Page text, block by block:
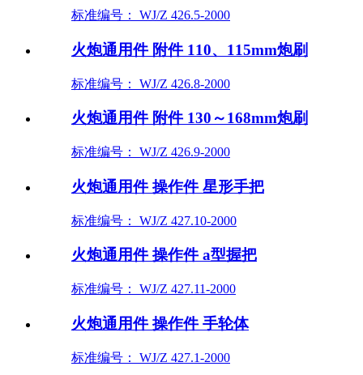
标准编号： WJ/Z 426.5-2000
火炮通用件 附件 110、115mm炮刷
标准编号： WJ/Z 426.8-2000
火炮通用件 附件 130～168mm炮刷
标准编号： WJ/Z 426.9-2000
火炮通用件 操作件 星形手把
标准编号： WJ/Z 427.10-2000
火炮通用件 操作件 a型握把
标准编号： WJ/Z 427.11-2000
火炮通用件 操作件 手轮体
标准编号： WJ/Z 427.1-2000